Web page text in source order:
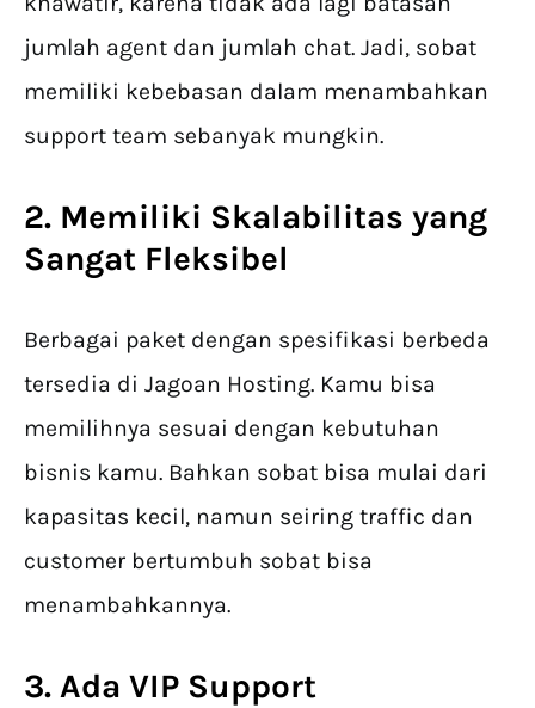
jumlah agent dan jumlah chat. Jadi, sobat
memiliki kebebasan dalam menambahkan
support team sebanyak mungkin.
2. Memiliki Skalabilitas yang
Sangat Fleksibel
Berbagai paket dengan spesifikasi berbeda
tersedia di Jagoan Hosting. Kamu bisa
memilihnya sesuai dengan kebutuhan
bisnis kamu. Bahkan sobat bisa mulai dari
kapasitas kecil, namun seiring traffic dan
customer bertumbuh sobat bisa
menambahkannya.
3. Ada VIP Support